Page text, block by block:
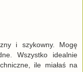
i szykowny. Mogę
Wszystko idealnie
ile miałaś na